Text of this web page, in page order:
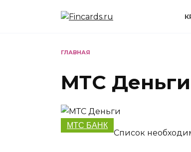
ГЛАВНАЯ
МТС Деньги
МТС БАНК
Список